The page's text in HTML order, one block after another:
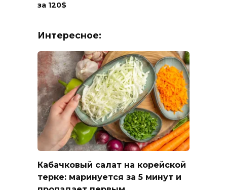
за 120$
Интересное:
Кабачковый салат на корейской
терке: маринуется за 5 минут и